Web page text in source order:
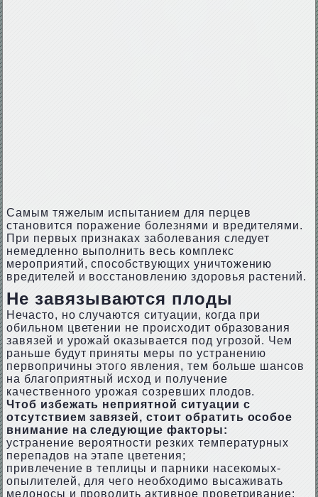
Самым тяжелым испытанием для перцев
становится поражение болезнями и вредителями.
При первых признаках заболевания следует
немедленно выполнить весь комплекс
мероприятий, способствующих уничтожению
вредителей и восстановлению здоровья растений.
Не завязываются плоды
Нечасто, но случаются ситуации, когда при
обильном цветении не происходит образования
завязей и урожай оказывается под угрозой. Чем
раньше будут приняты меры по устранению
первопричины этого явления, тем больше шансов
на благоприятный исход и получение
качественного урожая созревших плодов.
Чтоб избежать неприятной ситуации с
отсутствием завязей, стоит обратить особое
внимание на следующие факторы:
устранение вероятности резких температурных
перепадов на этапе цветения;
привлечение в теплицы и парники насекомых-
опылителей, для чего необходимо высаживать
медоносы и проводить активное проветривание;